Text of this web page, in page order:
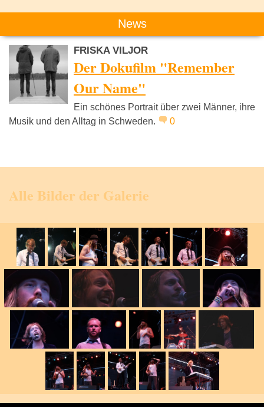
News
FRISKA VILJOR
Der Dokufilm "Remember
Our Name"
Ein schönes Portrait über zwei Männer, ihre
Musik und den Alltag in Schweden.
0
Alle Bilder der Galerie